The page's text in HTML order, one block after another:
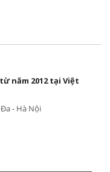
năm 2012 tại Việt
- Hà Nội